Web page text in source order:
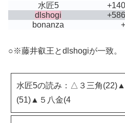
水匠5 +140
dlshogi
+586
bonanza
+
○※藤井叡王とdlshogiが一致。
水匠5の読み：△３三角
(51)▲５八金(4